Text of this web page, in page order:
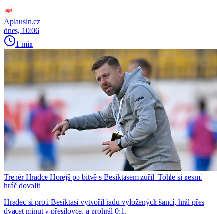
Aplausin.cz
dnes, 10:06
1 min
Trenér Hradce Horejš po bitvě s Besiktasem zuřil. Tohle si nesmí
hráč dovolit
Hradec si proti Besiktasi vytvořil řadu vyložených šancí, hrál přes
dvacet minut v přesilovce, a prohrál 0:1.